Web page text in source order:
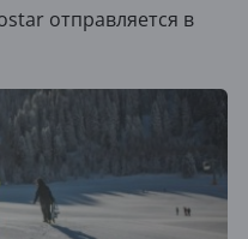
отправляется в